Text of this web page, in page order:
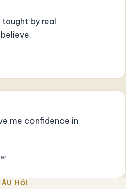
by real
me confidence in
HỎI